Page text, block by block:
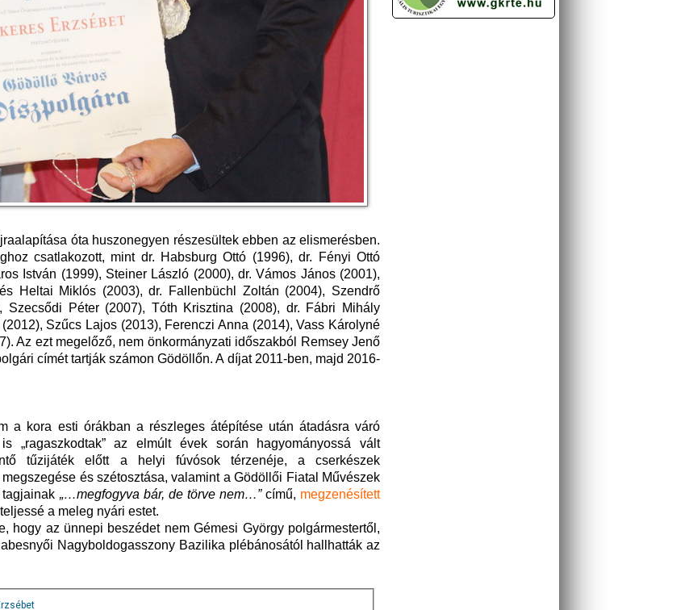
óta huszonegyen részesültek ebben az elismerésben.
csatlakozott, mint dr. Habsburg Ottó (1996), dr. Fényi Ottó
István (1999), Steiner László (2000), dr. Vámos János (2001),
Heltai Miklós (2003), dr. Fallenbüchl Zoltán (2004), Szendrő
Szecsődi Péter (2007), Tóth Krisztina (2008), dr. Fábri Mihály
Szűcs Lajos (2013), Ferenczi Anna (2014), Vass Károlyné
Az ezt megelőző, nem önkormányzati időszakból Remsey Jenő
címét tartják számon Gödöllőn. A díjat 2011-ben, majd 2016-
a kora esti órákban a részleges átépítése után átadásra váró
„ragaszkodtak” az elmúlt évek során hagyományossá vált
tűzijáték előtt a helyi fúvósok térzenéje, a cserkészek
és szétosztása, valamint a Gödöllői Fiatal Művészek
„…megfogyva bár, de törve nem…”című, megzenésített
a meleg nyári estet.
hogy az ünnepi beszédet nem Gémesi György polgármestertől,
Nagyboldogasszony Bazilika plébánosától hallhatták az